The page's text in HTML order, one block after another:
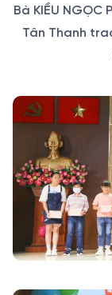
Bà KIỀU
Tân Thanh